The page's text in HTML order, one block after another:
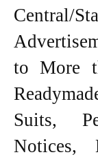
to More
Suits,
Notices,